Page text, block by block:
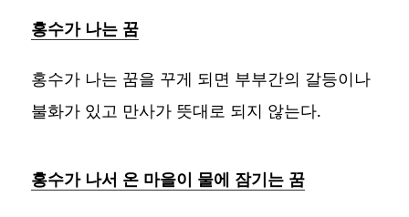
홍수가 나는 꿈
홍수가 나는 꿈을 꾸게 되면 부부간의 갈등이나
불화가 있고 만사가 뜻대로 되지 않는다.
홍수가 나서 온 마을이 물에 잠기는 꿈